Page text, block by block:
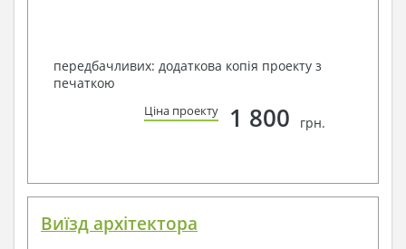
передбачливих: додаткова копія проекту з
печаткою
Ціна проекту 1 800 грн.
Виїзд архітектора